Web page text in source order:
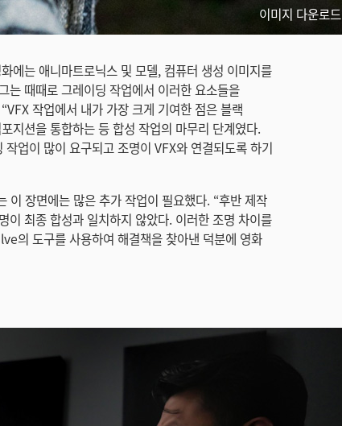
이미지 다운로드
에는 애니마트로닉스 및 모델, 컴퓨터 생성 이미지를
는 때때로 그레이딩 작업에서 이러한 요소들을
작업에서 내가 가장 크게 기여한 점은 블랙
지션을 통합하는 등 합성 작업의 마무리 단계였다.
업이 많이 요구되고 조명이 VFX와 연결되도록 하기
장면에는 많은 추가 작업이 필요했다. “후반 제작
이 최종 합성과 일치하지 않았다. 이러한 조명 차이를
의 도구를 사용하여 해결책을 찾아낸 덕분에 영화